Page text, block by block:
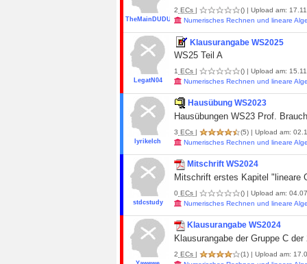
TheMainDUDU
2 ECs | () | Upload am:
Numerisches Rechnen und lineare
LegatN04
Klausurangabe WS2025
WS25 Teil A
1 ECs | () | Upload am:
Numerisches Rechnen und lineare
lyrikelch
Hausübung WS2023
Hausübungen WS23 Prof.
3 ECs | (5) | Upload am:
Numerisches Rechnen und lineare
stdcstudy
Mitschrift WS2024
Mitschrift erstes Kapitel "lineare
0 ECs | () | Upload am:
Numerisches Rechnen und lineare
Klausurangabe WS2024
Klausurangabe der Gruppe C der
2 ECs | (1) | Upload am: